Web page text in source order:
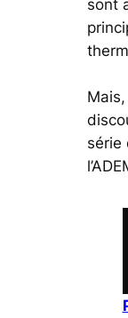
sont
Mais,
série